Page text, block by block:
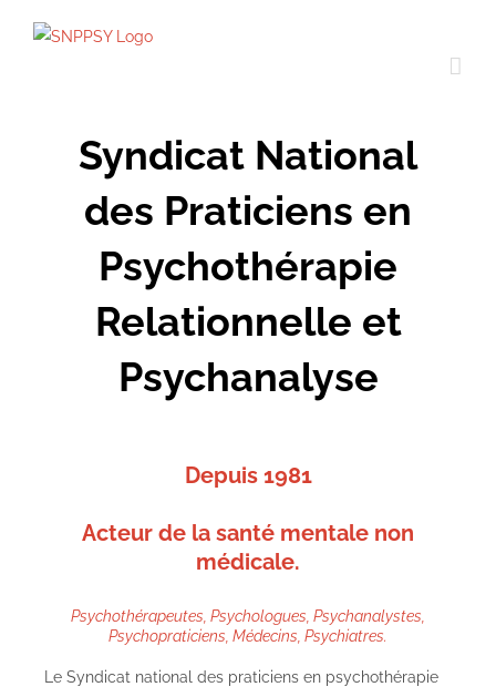
Syndicat National
des Praticiens en
Psychothérapie
Relationnelle et
Psychanalyse
Depuis 1981
Acteur de la santé mentale non
médicale.
Psychothérapeutes, Psychologues, Psychanalystes,
Psychopraticiens, Médecins, Psychiatres.
Le Syndicat national des praticiens en psychothérapie